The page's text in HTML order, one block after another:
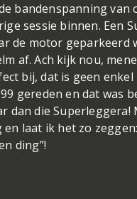
bandenspanning van
sessie binnen. Een
de motor geparkeerd
af. Ach kijk nou,
bij, dat is geen
gereden en dat was
dan die Superleggera!
laat ik het zo
ding”!